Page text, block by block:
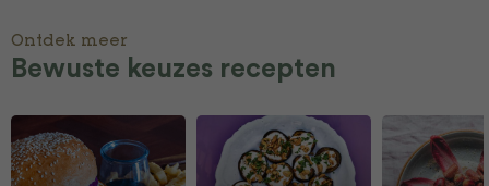
Ontdek meer
Bewuste keuzes recepten